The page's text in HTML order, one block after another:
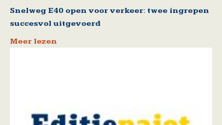
Snelweg E40 open voor verkeer: twee ingrepen
succesvol uitgevoerd
Meer lezen